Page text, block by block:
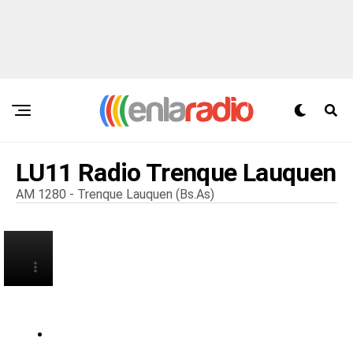
LU11 Radio Trenque Lauquen
AM 1280 - Trenque Lauquen (Bs.As)